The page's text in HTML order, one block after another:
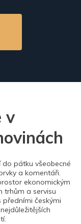
v
pátku všeobecné
a komentáři.
ekonomickým
trhům a servisu
českými